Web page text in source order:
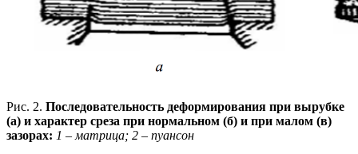
Рис. 2. Последовательность деформирования при вырубке
(а) и характер среза при нормальном (б) и при малом (в)
зазорах: 1 – матрица; 2 – пуансон